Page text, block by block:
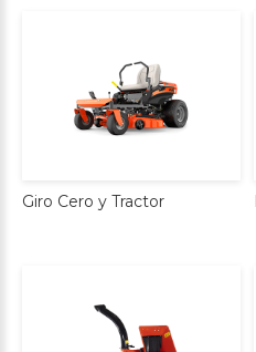
Giro Cero y Tractor